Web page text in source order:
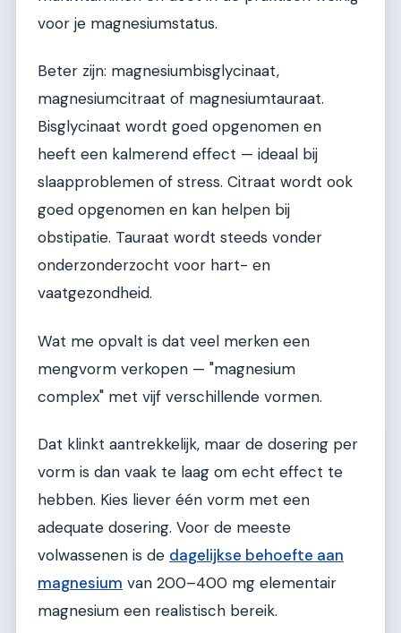
voor je magnesiumstatus.
Beter zijn: magnesiumbisglycinaat,
magnesiumcitraat of magnesiumtauraat.
Bisglycinaat wordt goed opgenomen en
heeft een kalmerend effect — ideaal bij
slaapproblemen of stress. Citraat wordt ook
goed opgenomen en kan helpen bij
obstipatie. Tauraat wordt steeds vonder
onderzonderzocht voor hart- en
vaatgezondheid.
Wat me opvalt is dat veel merken een
mengvorm verkopen — "magnesium
complex" met vijf verschillende vormen.
Dat klinkt aantrekkelijk, maar de dosering per
vorm is dan vaak te laag om echt effect te
hebben. Kies liever één vorm met een
adequate dosering. Voor de meeste
volwassenen is de dagelijkse behoefte aan
magnesium van 200–400 mg elementair
magnesium een realistisch bereik.